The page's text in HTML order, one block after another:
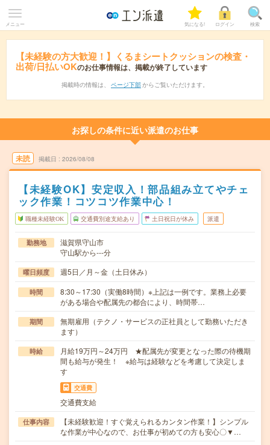
メニュー 気になる! ログイン 検索
【未経験の方大歓迎！】くるまシートクッションの検査・
出荷/日払いOKのお仕事情報は、掲載が終了しています
掲載時の情報は、 ページ下部 からご覧いただけます。
お探しの条件に近い派遣のお仕事
未読 掲載日 2026/08/08
【未経験OK】安定収入！部品組み立てやチェ
ック作業！コツコツ作業中心！
職種未経験OK 交通費別途支給あり 土日祝日が休み 派遣
勤務地
滋賀県守山市
守山駅から---分
曜日頻度 週5日／月～金（土日休み）
時間
8:30～17:30（実働8時間）※上記は一例です。業務上必要
がある場合や配属先の都合により、時間帯…
期間
無期雇用（テクノ・サービスの正社員として勤務いただき
ます）
時給
月給19万円～24万円 ★配属先が変更となった際の待機期
間も給与が発生！ ※給与は経験などを考慮して決定しま
す
交通費
交通費支給
仕事内容
【未経験歓迎！すぐ覚えられるカンタン作業！】シンプル
な作業が中心なので、お仕事が初めての方も安心〇▼…